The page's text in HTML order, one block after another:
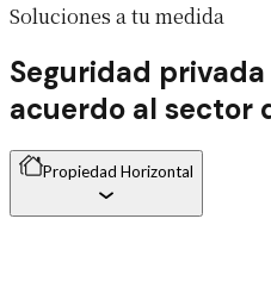
Soluciones a tu medida
Seguridad
acuerdo al sector
Propiedad Horizontal